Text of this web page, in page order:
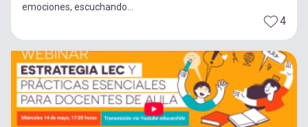
emociones, escuchando...
4